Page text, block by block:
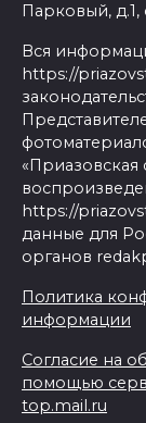
Парковый, д.1,
Вся
https://
«Приазовская
https://
данные для
органов
Политика
информации
Согласие на
помощью
top.mail.ru